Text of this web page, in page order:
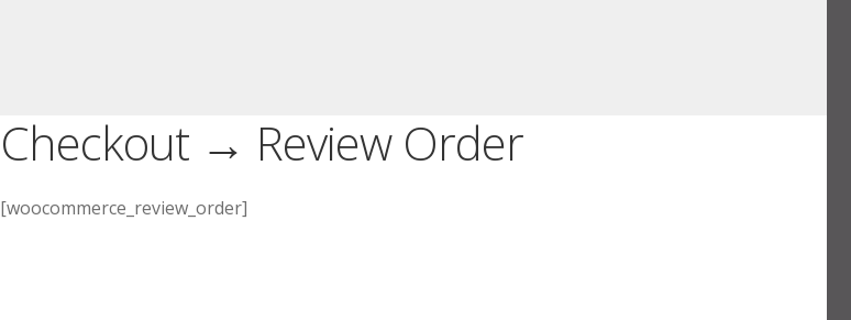
Checkout → Review Order
[woocommerce_review_order]